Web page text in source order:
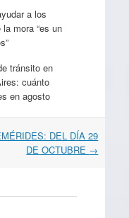
a los
mora “es un
tránsito en
cuánto
en agosto
DEL DÍA 29
DE OCTUBRE →